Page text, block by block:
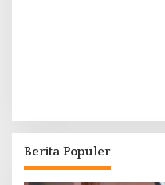
Berita Populer